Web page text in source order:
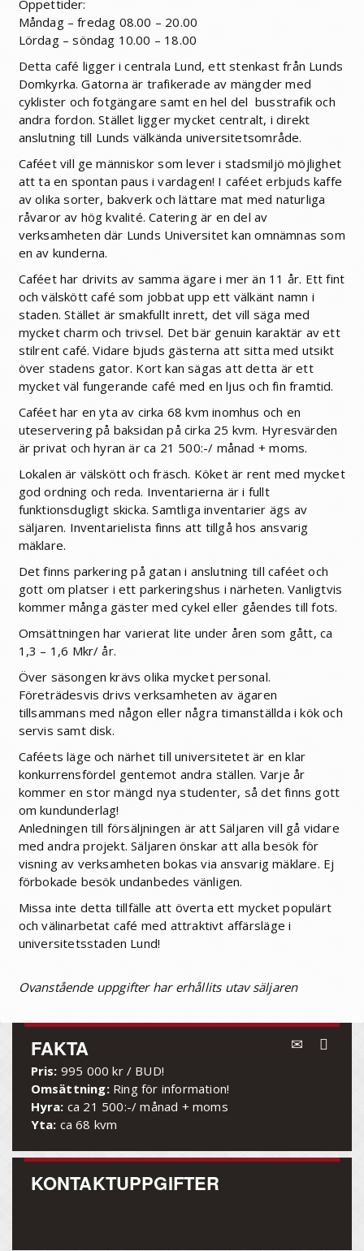
Öppettider:
Måndag – fredag 08.00 – 20.00
Lördag – söndag 10.00 – 18.00
Detta café ligger i centrala Lund, ett stenkast från Lunds
Domkyrka. Gatorna är trafikerade av mängder med
cyklister och fotgängare samt en hel del busstrafik och
andra fordon. Stället ligger mycket centralt, i direkt
anslutning till Lunds välkända universitetsområde.
Caféet vill ge människor som lever i stadsmiljö möjlighet
att ta en spontan paus i vardagen! I caféet erbjuds kaffe
av olika sorter, bakverk och lättare mat med naturliga
råvaror av hög kvalité. Catering är en del av
verksamheten där Lunds Universitet kan omnämnas som
en av kunderna.
Caféet har drivits av samma ägare i mer än 11 år. Ett fint
och välskött café som jobbat upp ett välkänt namn i
staden. Stället är smakfullt inrett, det vill säga med
mycket charm och trivsel. Det bär genuin karaktär av ett
stilrent café. Vidare bjuds gästerna att sitta med utsikt
över stadens gator. Kort kan sägas att detta är ett
mycket väl fungerande café med en ljus och fin framtid.
Caféet har en yta av cirka 68 kvm inomhus och en
uteservering på baksidan på cirka 25 kvm. Hyresvärden
är privat och hyran är ca 21 500:-/ månad + moms.
Lokalen är välskött och fräsch. Köket är rent med mycket
god ordning och reda. Inventarierna är i fullt
funktionsdugligt skicka. Samtliga inventarier ägs av
säljaren. Inventarielista finns att tillgå hos ansvarig
mäklare.
Det finns parkering på gatan i anslutning till caféet och
gott om platser i ett parkeringshus i närheten. Vanligtvis
kommer många gäster med cykel eller gåendes till fots.
Omsättningen har varierat lite under åren som gått, ca
1,3 – 1,6 Mkr/ år.
Över säsongen krävs olika mycket personal.
Företrädesvis drivs verksamheten av ägaren
tillsammans med någon eller några timanställda i kök och
servis samt disk.
Caféets läge och närhet till universitetet är en klar
konkurrensfördel gentemot andra ställen. Varje år
kommer en stor mängd nya studenter, så det finns gott
om kundunderlag!
Anledningen till försäljningen är att Säljaren vill gå vidare
med andra projekt. Säljaren önskar att alla besök för
visning av verksamheten bokas via ansvarig mäklare. Ej
förbokade besök undanbedes vänligen.
Missa inte detta tillfälle att överta ett mycket populärt
och välinarbetat café med attraktivt affärsläge i
universitetsstaden Lund!
Ovanstående uppgifter har erhållits utav säljaren
FAKTA
Pris: 995 000 kr / BUD!
Omsättning: Ring för information!
Hyra: ca 21 500:-/ månad + moms
Yta: ca 68 kvm
KONTAKTUPPGIFTER